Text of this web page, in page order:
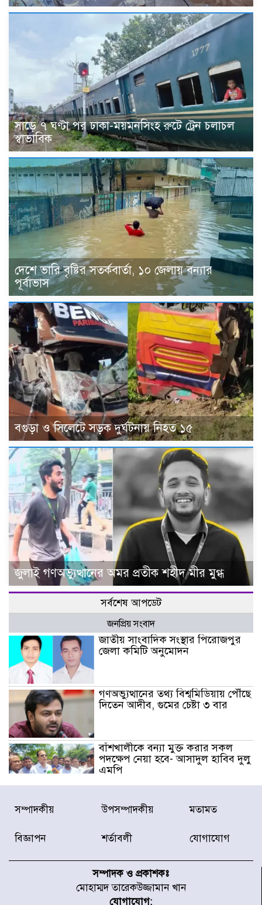
সাড়ে ৭ ঘণ্টা পর ঢাকা-ময়মনসিংহ রুটে ট্রেন চলাচল
স্বাভাবিক
দেশে ভারি বৃষ্টির সতর্কবার্তা, ১০ জেলায় বন্যার
পূর্বাভাস
বগুড়া ও সিলেটে সড়ক দুর্ঘটনায় নিহত ১৫
জুলাই গণঅভ্যুত্থানের অমর প্রতীক শহীদ মীর মুগ্ধ
সর্বশেষ আপডেট
জনপ্রিয় সংবাদ
জাতীয় সাংবাদিক সংস্থার পিরোজপুর
জেলা কমিটি অনুমোদন
গণঅভ্যুত্থানের তথ্য বিশ্বমিডিয়ায় পৌঁছে
দিতেন আদীব, গুমের চেষ্টা ৩ বার
বাঁশখালীকে বন্যা মুক্ত করার সকল
পদক্ষেপ নেয়া হবে- আসাদুল হাবিব দুলু
এমপি
বিদ্যুৎ-জ্বালানি খাতে অস্থিরতা তৈরির
চেষ্টা করছে একটি চক্র : প্রধানমন্ত্রী
৫ আহত, চীনে বন্দর বন্ধ
সম্পাদকীয় উপসম্পাদকীয় মতামত
বিজ্ঞাপন শর্তাবলী যোগাযোগ
সম্পাদক ও প্রকাশকঃ
মোহাম্মদ তারেকউজ্জামান খান
যোগাযোগ: